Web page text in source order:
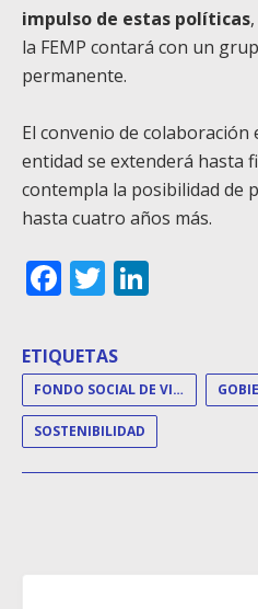
impulso de estas políticas
la FEMP contará con un
permanente.
El convenio de
entidad se extenderá hasta
contempla la posibilidad de
hasta cuatro años más.
Facebook
Twitter
ETIQUETAS
FONDO SOCIAL DE VIVIENDAS
SOSTENIBILIDAD